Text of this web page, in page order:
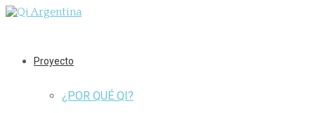
Proyecto
¿POR QUÉ QI?